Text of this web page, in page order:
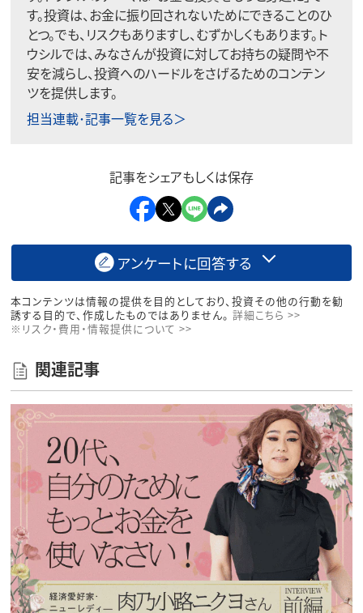
す。投資は、お金に振り回されないためにできることのひ
とつ。でも、リスクもありますし、むずかしくもあります。ト
ウシルでは、みなさんが投資に対してお持ちの疑問や不
安を減らし、投資へのハードルをさげるためのコンテン
ツを提供します。
担当連載･記事一覧を見る＞
記事をシェアもしくは保存
アンケートに回答する
本コンテンツは情報の提供を目的としており、投資その他の行動を勧
誘する目的で、作成したものではありません。 詳細こちら >>
※リスク・費用・情報提供について >>
関連記事